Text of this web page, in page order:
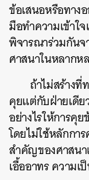
ข้อเสนอหรือทาง
มือทำความเข้าใ
พิจารณาร่วมกัน
ศาสนาในหลาก
ถ้าไม่สร้างที่
คุยแต่กับฝ่ายเดี
อย่างไรให้การคุ
โดยไม่ใช้หลักกา
สำคัญของศาสน
เอื้ออาทร ความเ